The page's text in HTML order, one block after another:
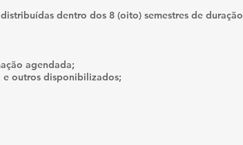
dentro dos 8 (oito) semestres de duração
agendada;
outros disponibilizados;